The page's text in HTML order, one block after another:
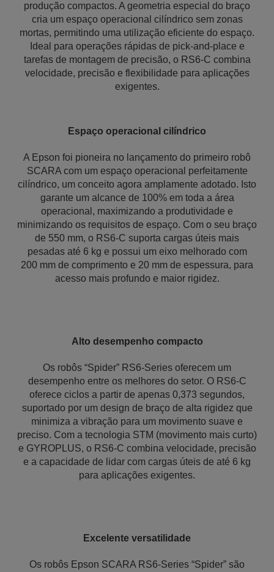
produção compactos. A geometria especial do braço
cria um espaço operacional cilíndrico sem zonas
mortas, permitindo uma utilização eficiente do espaço.
Ideal para operações rápidas de pick-and-place e
tarefas de montagem de precisão, o RS6‐C combina
velocidade, precisão e flexibilidade para aplicações
exigentes.
Espaço operacional cilíndrico
A Epson foi pioneira no lançamento do primeiro robô
SCARA com um espaço operacional perfeitamente
cilíndrico, um conceito agora amplamente adotado. Isto
garante um alcance de 100% em toda a área
operacional, maximizando a produtividade e
minimizando os requisitos de espaço. Com o seu braço
de 550 mm, o RS6-C suporta cargas úteis mais
pesadas até 6 kg e possui um eixo melhorado com
200 mm de comprimento e 20 mm de espessura, para
acesso mais profundo e maior rigidez.
Alto desempenho compacto
Os robôs “Spider” RS6-Series oferecem um
desempenho entre os melhores do setor. O RS6-C
oferece ciclos a partir de apenas 0,373 segundos,
suportado por um design de braço de alta rigidez que
minimiza a vibração para um movimento suave e
preciso. Com a tecnologia STM (movimento mais curto)
e GYROPLUS, o RS6-C combina velocidade, precisão
e a capacidade de lidar com cargas úteis de até 6 kg
para aplicações exigentes.
Excelente versatilidade
Os robôs Epson SCARA RS6-Series “Spider” são